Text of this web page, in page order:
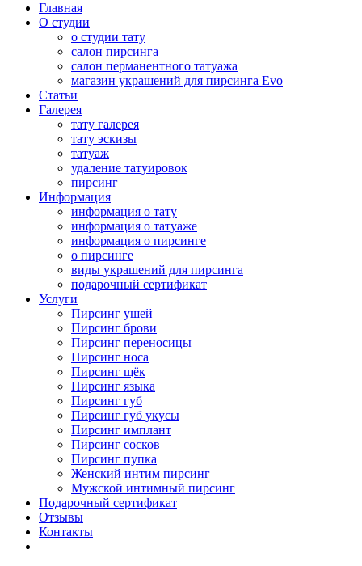
Главная
О студии
о студии тату
салон пирсинга
салон перманентного татуажа
магазин украшений для пирсинга Evo
Статьи
Галерея
тату галерея
тату эскизы
татуаж
удаление татуировок
пирсинг
Информация
информация о тату
информация о татуаже
информация о пирсинге
о пирсинге
виды украшений для пирсинга
подарочный сертификат
Услуги
Пирсинг ушей
Пирсинг брови
Пирсинг переносицы
Пирсинг носа
Пирсинг щёк
Пирсинг языка
Пирсинг губ
Пирсинг губ укусы
Пирсинг имплант
Пирсинг сосков
Пирсинг пупка
Женский интим пирсинг
Мужской интимный пирсинг
Подарочный сертификат
Отзывы
Контакты